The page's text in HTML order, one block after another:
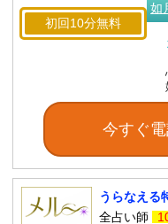
初回10分無料
如
今すぐ
うらなえる
全占い師